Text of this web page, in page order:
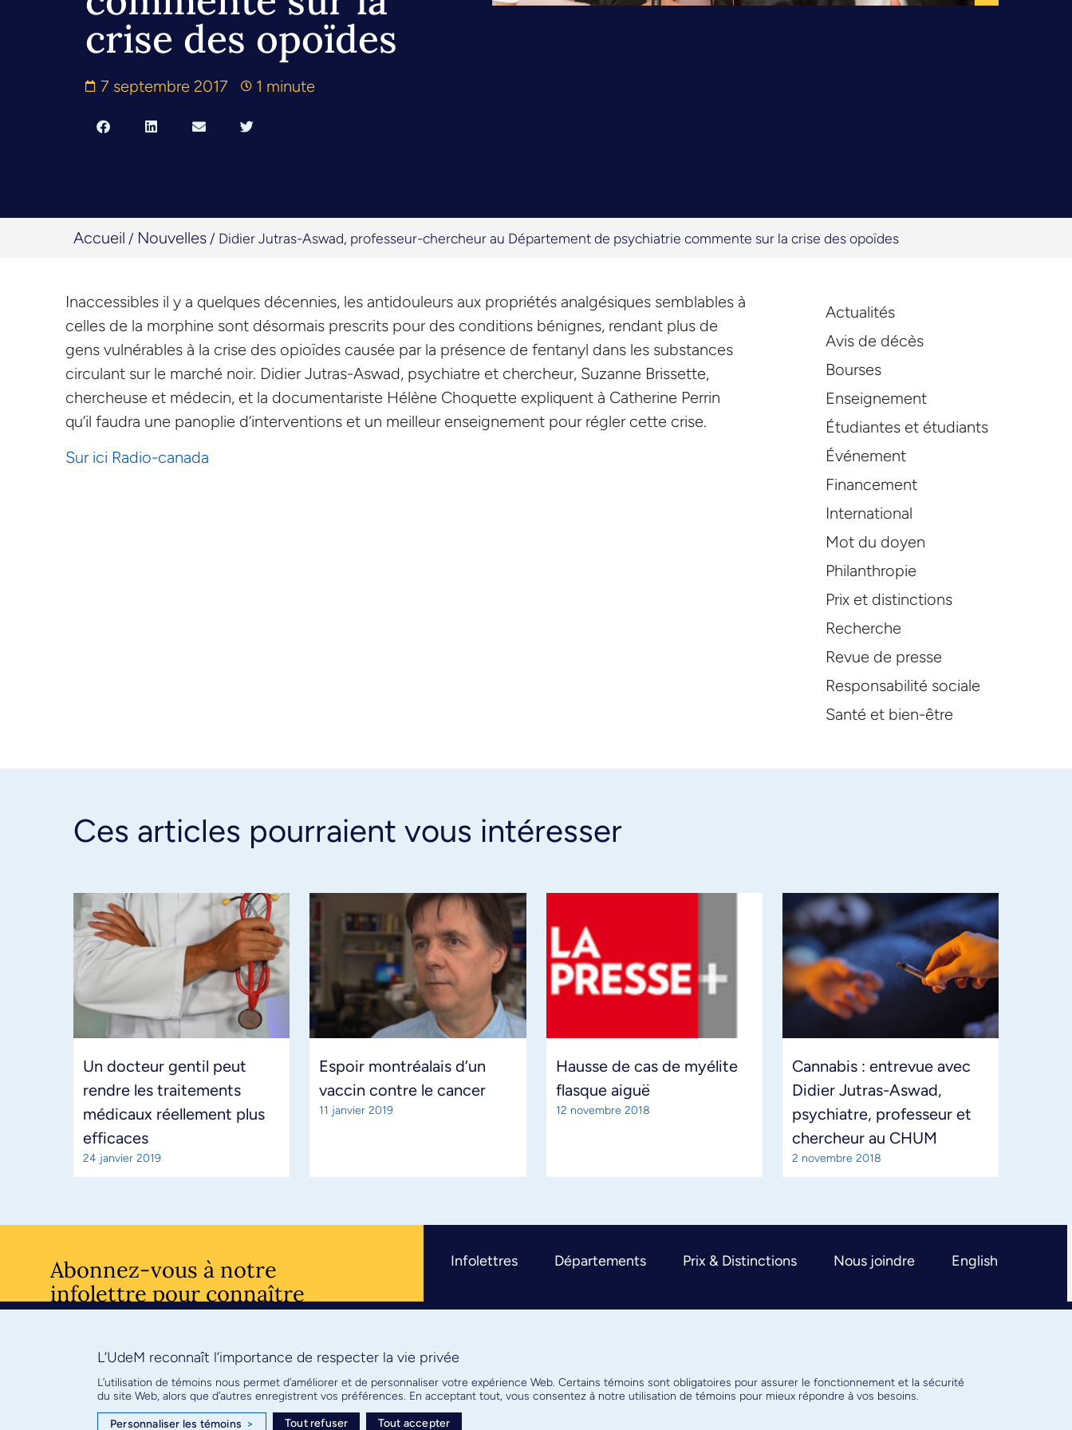
crise des opoïdes
7 septembre 2017 1 minute
Accueil / Nouvelles / Didier Jutras-Aswad, professeur-chercheur au Département de psychiatrie commente sur la crise des opoïdes
Inaccessibles il y a quelques décennies, les antidouleurs aux propriétés analgésiques semblables à
celles de la morphine sont désormais prescrits pour des conditions bénignes, rendant plus de
gens vulnérables à la crise des opioïdes causée par la présence de fentanyl dans les substances
circulant sur le marché noir. Didier Jutras-Aswad, psychiatre et chercheur, Suzanne Brissette,
chercheuse et médecin, et la documentariste Hélène Choquette expliquent à Catherine Perrin
qu’il faudra une panoplie d’interventions et un meilleur enseignement pour régler cette crise.
Sur ici Radio-canada
Actualités
Avis de décès
Bourses
Enseignement
Étudiantes et étudiants
Événement
Financement
International
Mot du doyen
Philanthropie
Prix et distinctions
Recherche
Revue de presse
Responsabilité sociale
Santé et bien-être
Ces articles pourraient vous intéresser
Un docteur gentil peut
rendre les traitements
médicaux réellement plus
efficaces
24 janvier 2019
Espoir montréalais d’un
vaccin contre le cancer
11 janvier 2019
Hausse de cas de myélite
flasque aiguë
12 novembre 2018
Cannabis : entrevue avec
Didier Jutras-Aswad,
psychiatre, professeur et
chercheur au CHUM
2 novembre 2018
Abonnez-vous à notre
infolettre pour connaître
l’actualité facultaire
S'ABONNER
Infolettres Départements Prix & Distinctions Nous joindre English
L’UdeM reconnaît l’importance de respecter la vie privée
L’utilisation de témoins nous permet d’améliorer et de personnaliser votre expérience Web. Certains témoins sont obligatoires pour assurer le fonctionnement et la sécurité
du site Web, alors que d’autres enregistrent vos préférences. En acceptant tout, vous consentez à notre utilisation de témoins pour mieux répondre à vos besoins.
Personnaliser les témoins > Tout refuser Tout accepter